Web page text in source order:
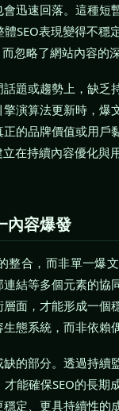
迅速回落。這種短
SEO表現變得不穩
忽略了網站內容的
題或趨勢上，缺乏
演算法更新時，爆
的品牌價值或用戶
在持續內容優化與
內容爆發
整合，而非單一爆
結等多個元素的協
面，才能形成一個
態系統，而非依賴
的部分。透過持續
能確保SEO的長期
定、更具持續性的